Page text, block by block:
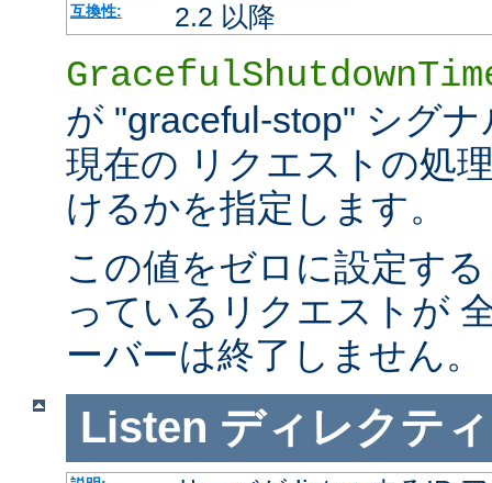
互換性:
2.2 以降
が "graceful-stop" シグ
現在の リクエストの処
けるかを指定します。
この値をゼロに設定す
っているリクエストが
ーバーは終了しません。
Listen ディレクテ